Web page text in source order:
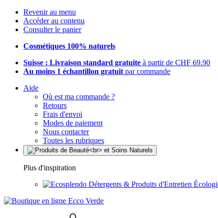
Revenir au menu
Accéder au contenu
Consulter le panier
Cosmétiques 100% naturels
Suisse : Livraison standard gratuite à partir de CHF 69.90
Au moins 1 échantillon gratuit par commande
Aide
Où est ma commande ?
Retours
Frais d'envoi
Modes de paiement
Nous contacter
Toutes les rubriques
Plus d'inspiration
Détergents & Produits d'Entretien